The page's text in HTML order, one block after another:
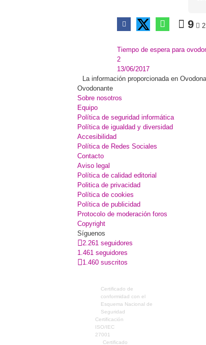
9 2
Tiempo de espera para
2
13/06/2017
La información proporcionada en
Ovodonante
Sobre nosotros
Equipo
Política de seguridad informática
Política de igualdad y diversidad
Accesibilidad
Política de Redes Sociales
Contacto
Aviso legal
Política de calidad editorial
Politica de privacidad
Política de cookies
Política de publicidad
Protocolo de moderación foros
Copyright
Síguenos
2.261 seguidores
1.461 seguidores
1.460 suscritos
Certificado de
conformidad con el
Esquema Nacional de
Seguridad
Certificación
ISO/IEC
27001
Certificado